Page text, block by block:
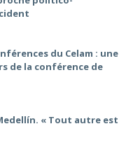
du Celam : une
de la conférence de
« Tout autre est